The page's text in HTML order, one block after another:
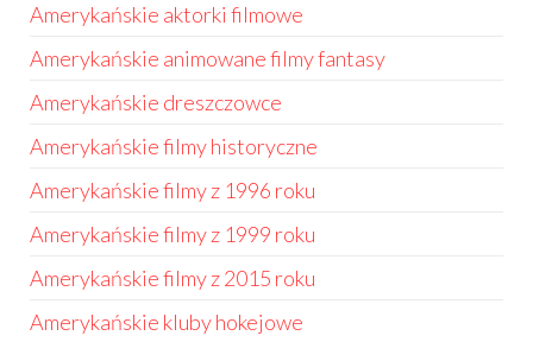
Amerykańskie aktorki filmowe
Amerykańskie animowane filmy fantasy
Amerykańskie dreszczowce
Amerykańskie filmy historyczne
Amerykańskie filmy z 1996 roku
Amerykańskie filmy z 1999 roku
Amerykańskie filmy z 2015 roku
Amerykańskie kluby hokejowe